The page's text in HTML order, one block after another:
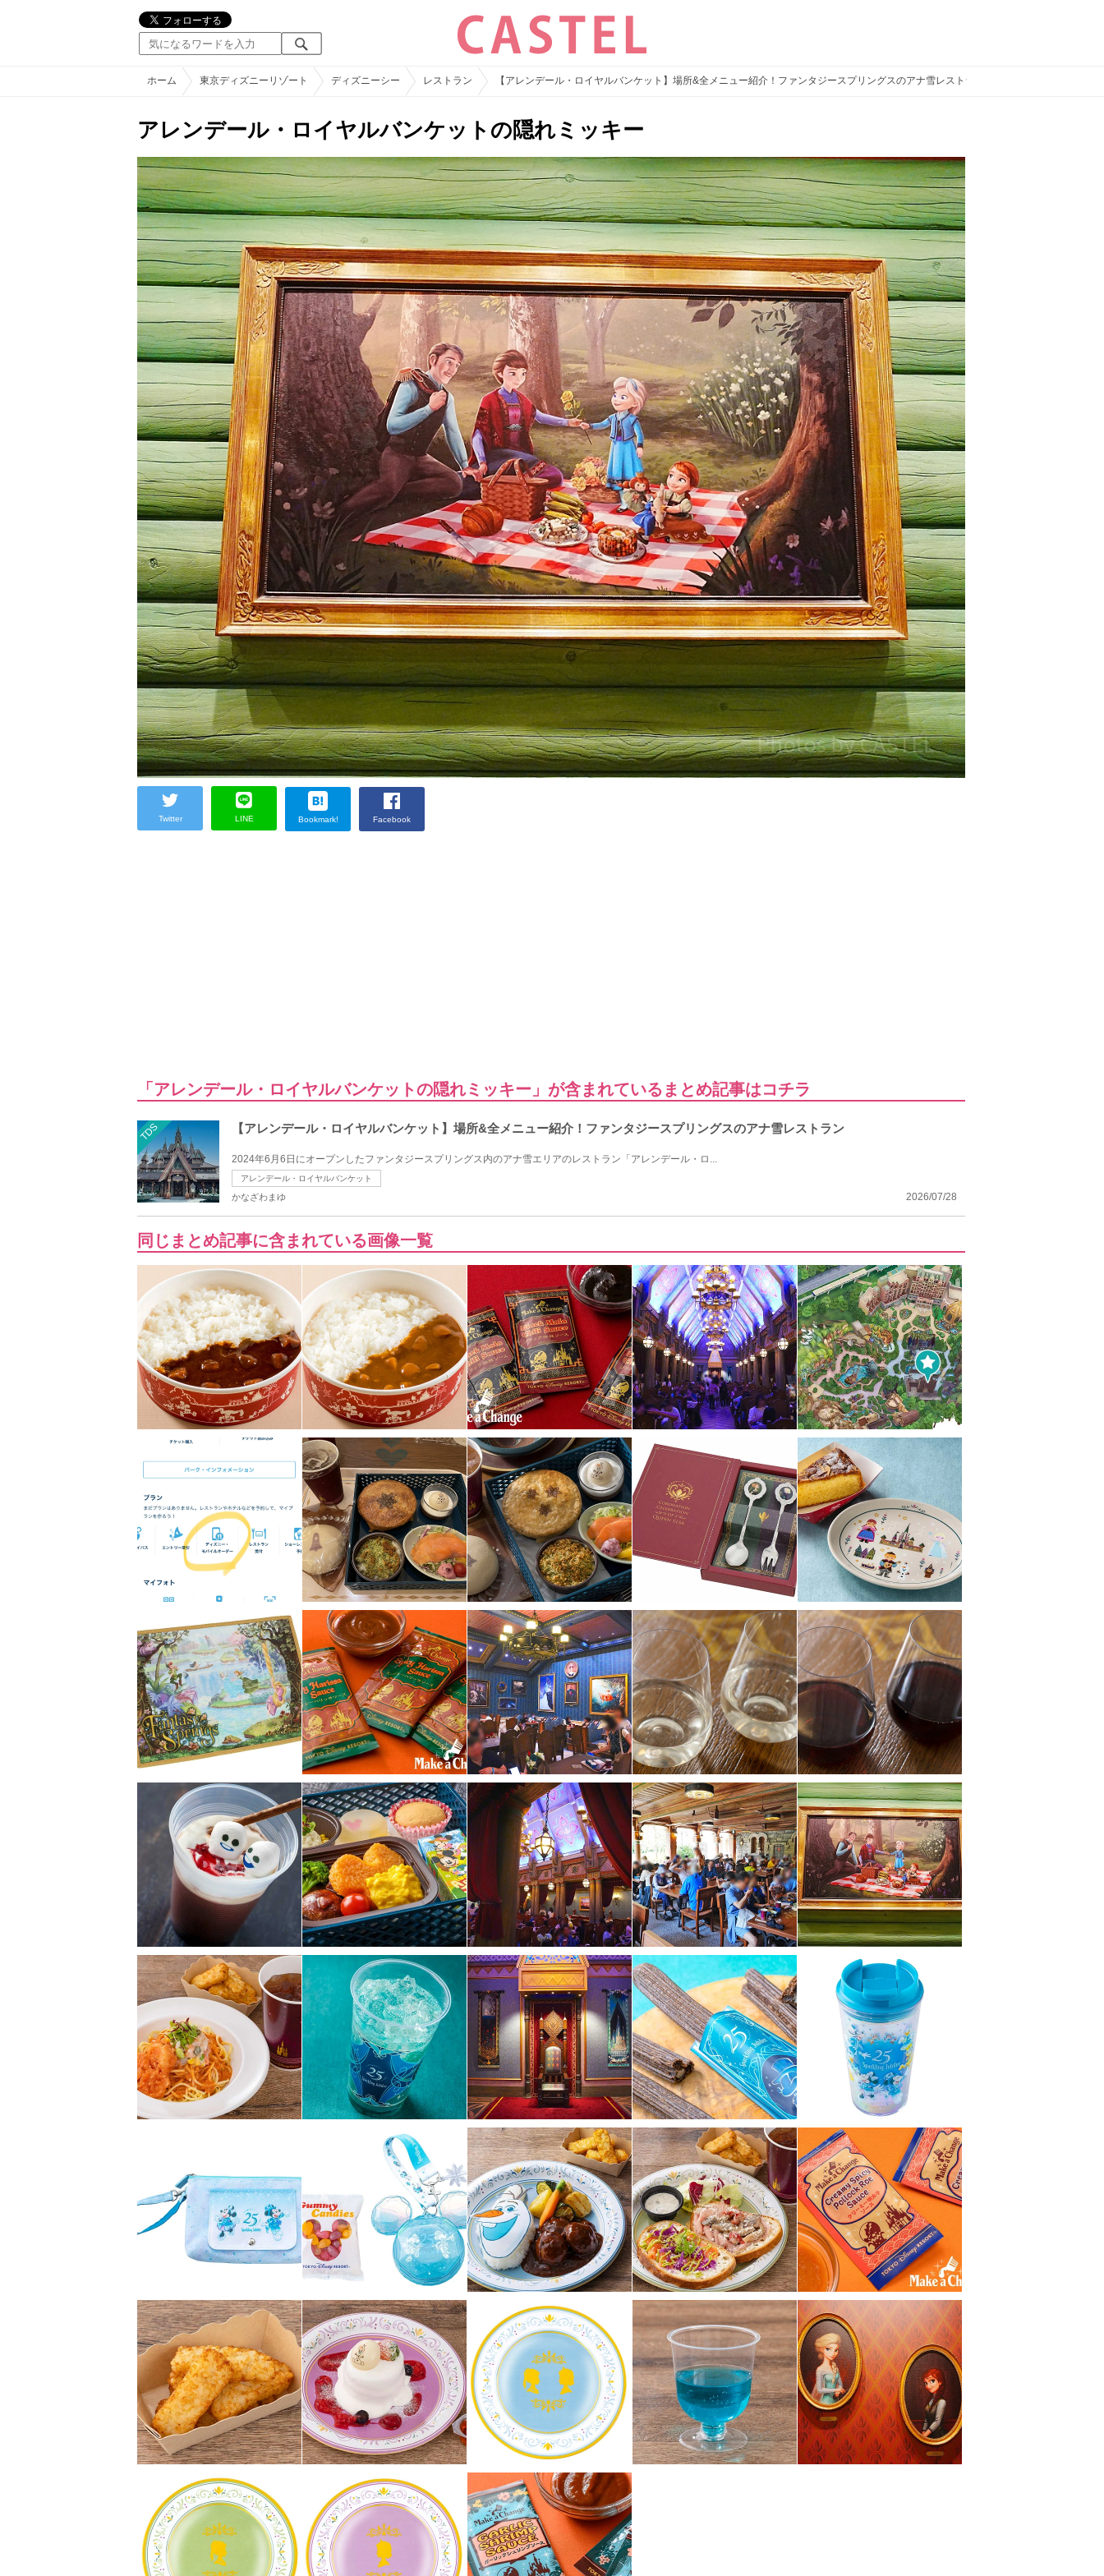
ホーム 東京ディズニーリゾート ディズニーシー レストラン 【アレンデール・ロイヤルバンケット】場所&全メニュー紹介！ファンタジースプリングスのアナ雪レストラン
アレンデール・ロイヤルバンケットの隠れミッキー
Twitter LINE Bookmark! Facebook
「アレンデール・ロイヤルバンケットの隠れミッキー」が含まれているまとめ記事はコチラ
TDS 【アレンデール・ロイヤルバンケット】場所&全メニュー紹介！ファンタジースプリングスのアナ雪レストラン
2024年6月6日にオープンしたファンタジースプリングス内のアナ雪エリアのレストラン「アレンデール・ロ...
アレンデール・ロイヤルバンケット
2026/07/28
かなざわまゆ
同じまとめ記事に含まれている画像一覧